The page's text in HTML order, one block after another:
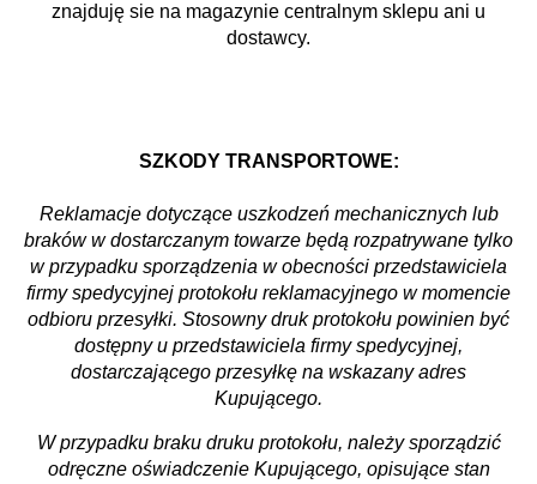
znajduję sie na magazynie centralnym sklepu ani u
dostawcy.
SZKODY TRANSPORTOWE:
Reklamacje dotyczące uszkodzeń mechanicznych lub
braków w dostarczanym towarze będą rozpatrywane tylko
w przypadku sporządzenia w obecności przedstawiciela
firmy spedycyjnej protokołu reklamacyjnego w momencie
odbioru przesyłki. Stosowny druk protokołu powinien być
dostępny u przedstawiciela firmy spedycyjnej,
dostarczającego przesyłkę na wskazany adres
Kupującego.
W przypadku braku druku protokołu, należy sporządzić
odręczne oświadczenie Kupującego, opisujące stan